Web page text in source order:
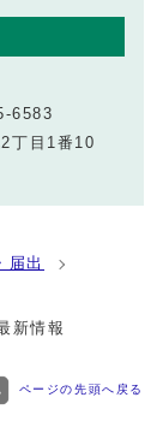
6583
丁目1番10
届出
新情報
ページの先頭へ戻る